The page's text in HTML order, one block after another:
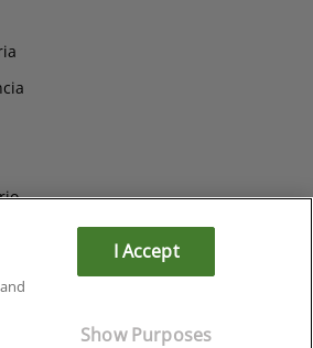
I Accept
Show Purposes